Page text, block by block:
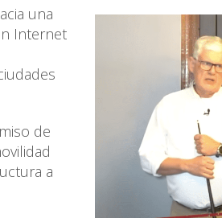
una
Internet
de
a